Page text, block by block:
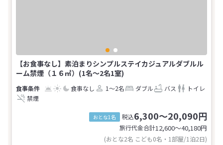
【お食事なし】素泊まりシンプルステイカジュアルダブルル
ーム禁煙（１６㎡）(1名～2名1室)
食事なし 1～2名 ダブル バス
トイレ
禁煙
おとな1名 税込6,300～20,090円
旅行代金合計12,600〜40,180円
(おとな2名 こども0名・1部屋/1泊2日)